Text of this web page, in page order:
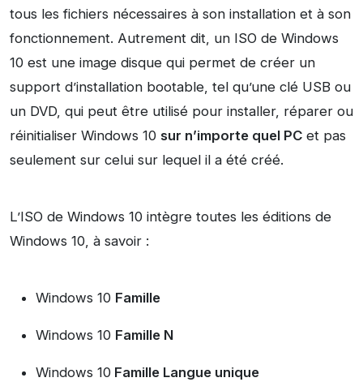
tous les fichiers nécessaires à son installation et à son
fonctionnement. Autrement dit, un ISO de Windows
10 est une image disque qui permet de créer un
support d’installation bootable, tel qu’une clé USB ou
un DVD, qui peut être utilisé pour installer, réparer ou
réinitialiser Windows 10 sur n’importe quel PC et pas
seulement sur celui sur lequel il a été créé.
L’ISO de Windows 10 intègre toutes les éditions de
Windows 10, à savoir :
Windows 10 Famille
Windows 10 Famille N
Windows 10 Famille Langue unique